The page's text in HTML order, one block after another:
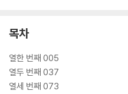
목차
열한 번째 005
열두 번째 037
열세 번째 073